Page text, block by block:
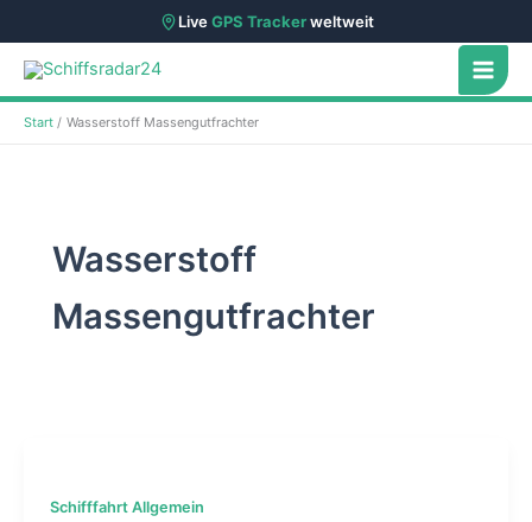
LiveGPS Trackerweltweit
Zum
Inhalt
springen
Start Wasserstoff Massengutfrachter
Wasserstoff
Massengutfrachter
Schifffahrt Allgemein